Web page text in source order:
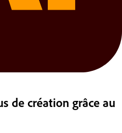
de création grâce au